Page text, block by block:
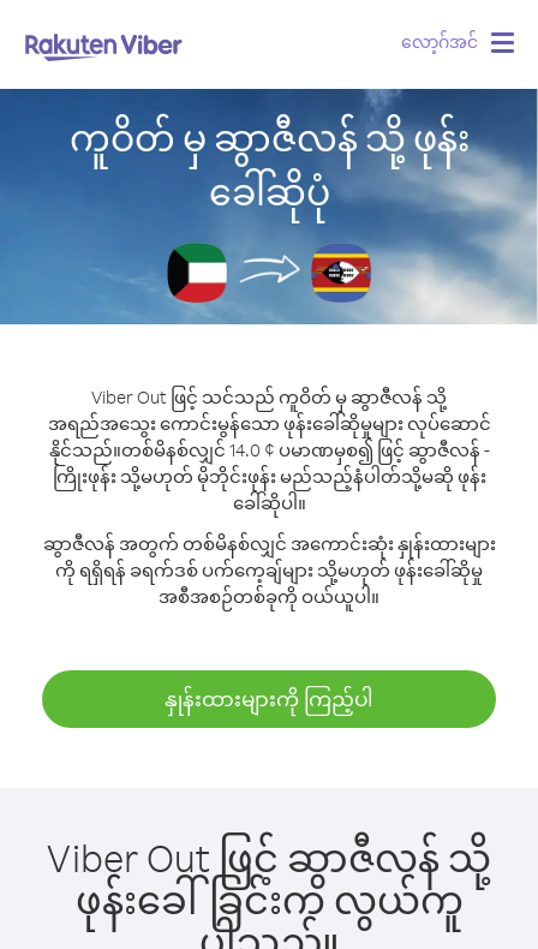
လော့ဂ်အင်
ကူဝိတ် မှ ဆွာဇီလန် သို့ ဖုန်း
ခေါ်ဆိုပုံ
Viber Out ဖြင့် သင်သည် ကူဝိတ် မှ ဆွာဇီလန် သို့
အရည်အသွေး ကောင်းမွန်သော ဖုန်းခေါ်ဆိုမှုများ လုပ်ဆောင်
နိုင်သည်။တစ်မိနစ်လျှင် 14.0 ¢ ပမာဏမှစ၍ ဖြင့် ဆွာဇီလန် -
ကြိုးဖုန်း သို့မဟုတ် မိုဘိုင်းဖုန်း မည်သည့်နံပါတ်သို့မဆို ဖုန်း
ခေါ်ဆိုပါ။
ဆွာဇီလန် အတွက် တစ်မိနစ်လျှင် အကောင်းဆုံး နှုန်းထားများ
ကို ရရှိရန် ခရက်ဒစ် ပက်ကေ့ချ်များ သို့မဟုတ် ဖုန်းခေါ်ဆိုမှု
အစီအစဉ်တစ်ခုကို ဝယ်ယူပါ။
နှုန်းထားများကို ကြည့်ပါ
Viber Out ဖြင့် ဆွာဇီလန် သို့
ဖုန်းခေါ်ခြင်းက လွယ်ကူ